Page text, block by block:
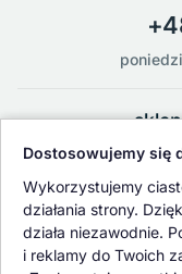
Oferowane przez nas
kontroli jakości oraz
wykwalifikowane
Nasiennictwa.
Dostosowujemy się
Wykorzystujemy
działania strony.
działa niezawodnie.
i reklamy do Twoich